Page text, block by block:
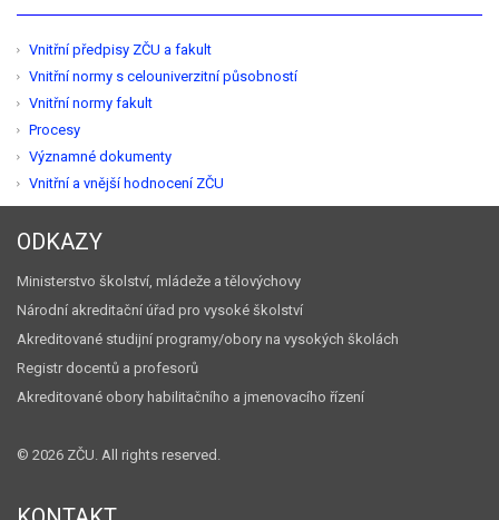
Vnitřní předpisy ZČU a fakult
Vnitřní normy s celouniverzitní působností
Vnitřní normy fakult
Procesy
Významné dokumenty
Vnitřní a vnější hodnocení ZČU
ODKAZY
Ministerstvo školství, mládeže a tělovýchovy
Národní akreditační úřad pro vysoké školství
Akreditované studijní programy/obory na vysokých školách
Registr docentů a profesorů
Akreditované obory habilitačního a jmenovacího řízení
© 2026 ZČU. All rights reserved.